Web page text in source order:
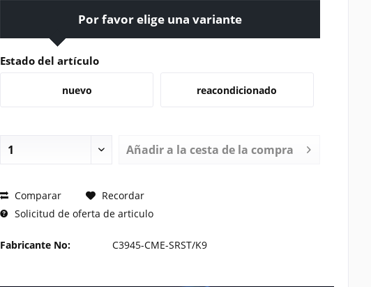
Por favor elige una variante
Estado del artículo
nuevo reacondicionado
Añadir a la cesta de la compra
SOLICITE UN PRECIO
Comparar
Recordar
Solicitud de oferta de articulo
Fabricante No: C3945-CME-SRST/K9